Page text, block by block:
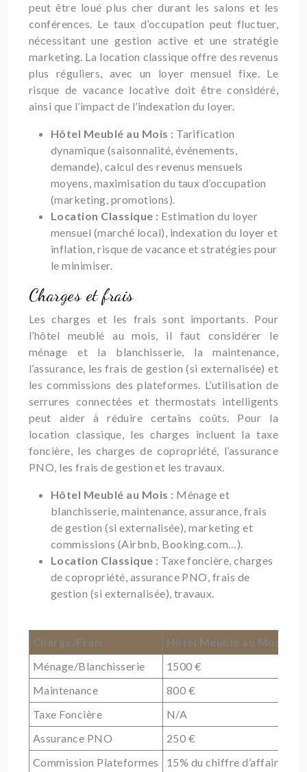
peut être loué plus cher durant les salons et les
conférences. Le taux d’occupation peut fluctuer,
nécessitant une gestion active et une stratégie
marketing. La location classique offre des revenus
plus réguliers, avec un loyer mensuel fixe. Le
risque de vacance locative doit être considéré,
ainsi que l’impact de l’indexation du loyer.
Hôtel Meublé au Mois : Tarification
dynamique (saisonnalité, événements,
demande), calcul des revenus mensuels
moyens, maximisation du taux d’occupation
(marketing, promotions).
Location Classique : Estimation du loyer
mensuel (marché local), indexation du loyer et
inflation, risque de vacance et stratégies pour
le minimiser.
Charges et frais
Les charges et les frais sont importants. Pour
l’hôtel meublé au mois, il faut considérer le
ménage et la blanchisserie, la maintenance,
l’assurance, les frais de gestion (si externalisée) et
les commissions des plateformes. L’utilisation de
serrures connectées et thermostats intelligents
peut aider à réduire certains coûts. Pour la
location classique, les charges incluent la taxe
foncière, les charges de copropriété, l’assurance
PNO, les frais de gestion et les travaux.
Hôtel Meublé au Mois : Ménage et
blanchisserie, maintenance, assurance, frais
de gestion (si externalisée), marketing et
commissions (Airbnb, Booking.com…).
Location Classique : Taxe foncière, charges
de copropriété, assurance PNO, frais de
gestion (si externalisée), travaux.
Charge/Frais
Hôtel Meublé au Mois
Ménage/Blanchisserie
1500 €
Maintenance
800 €
Taxe Foncière
N/A
Assurance PNO
250 €
Commission Plateformes
15% du chiffre d’affaires